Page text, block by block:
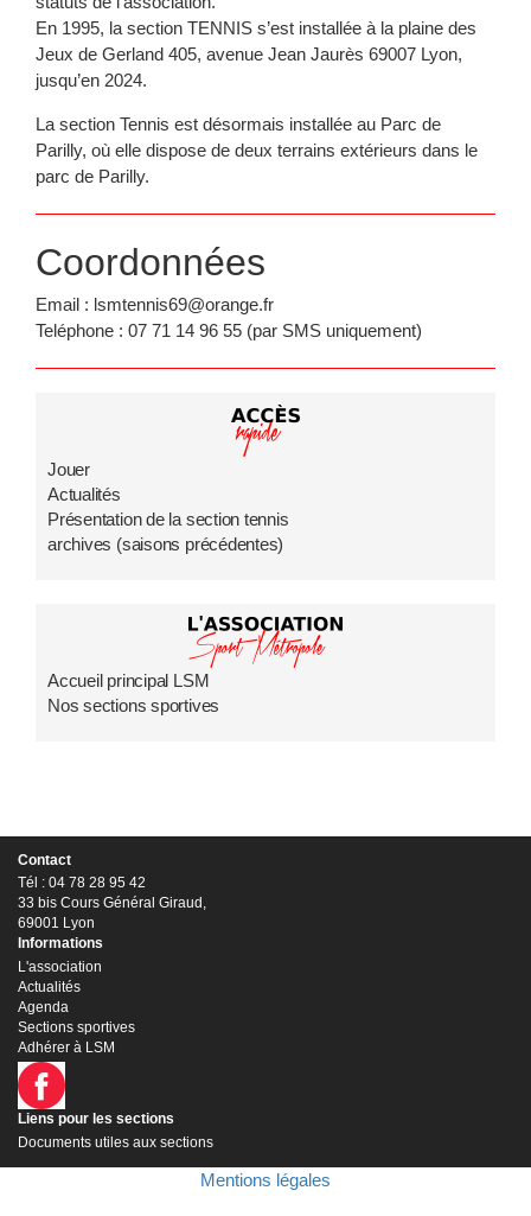
En 1995, la section TENNIS s’est installée à la plaine des
Jeux de Gerland 405, avenue Jean Jaurès 69007 Lyon,
jusqu’en 2024.
La section Tennis est désormais installée au Parc de
Parilly, où elle dispose de deux terrains extérieurs dans le
parc de Parilly.
Coordonnées
Email : lsmtennis69@orange.fr
Teléphone : 07 71 14 96 55 (par SMS uniquement)
Jouer
Actualités
Présentation de la section tennis
archives (saisons précédentes)
Accueil principal LSM
Nos sections sportives
Contact
Tél : 04 78 28 95 42
33 bis Cours Général Giraud,
69001 Lyon
Informations
L'association
Actualités
Agenda
Sections sportives
Adhérer à LSM
Liens pour les sections
Documents utiles aux sections
Mentions légales